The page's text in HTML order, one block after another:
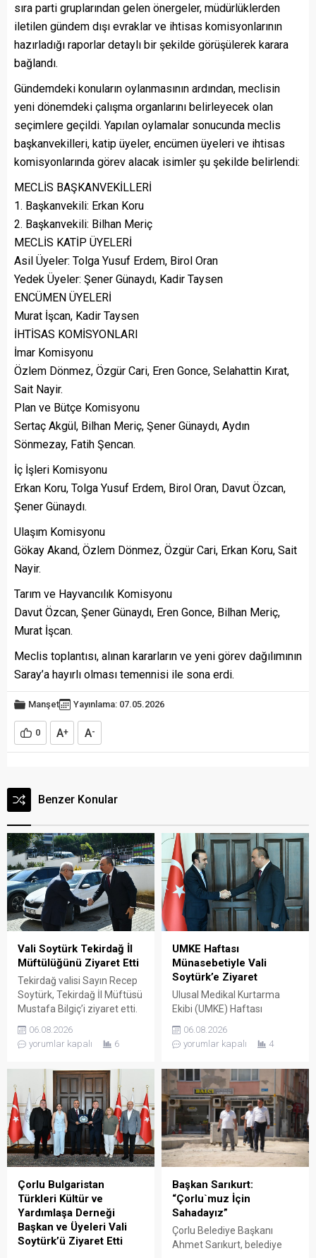
sıra parti gruplarından gelen önergeler, müdürlüklerden
iletilen gündem dışı evraklar ve ihtisas komisyonlarının
hazırladığı raporlar detaylı bir şekilde görüşülerek karara
bağlandı.
Gündemdeki konuların oylanmasının ardından, meclisin
yeni dönemdeki çalışma organlarını belirleyecek olan
seçimlere geçildi. Yapılan oylamalar sonucunda meclis
başkanvekilleri, katip üyeler, encümen üyeleri ve ihtisas
komisyonlarında görev alacak isimler şu şekilde belirlendi:
MECLİS BAŞKANVEKİLLERİ
1. Başkanvekili: Erkan Koru
2. Başkanvekili: Bilhan Meriç
MECLİS KATİP ÜYELERİ
Asil Üyeler: Tolga Yusuf Erdem, Birol Oran
Yedek Üyeler: Şener Günaydı, Kadir Taysen
ENCÜMEN ÜYELERİ
Murat İşcan, Kadir Taysen
İHTİSAS KOMİSYONLARI
İmar Komisyonu
Özlem Dönmez, Özgür Cari, Eren Gonce, Selahattin Kırat,
Sait Nayir.
Plan ve Bütçe Komisyonu
Sertaç Akgül, Bilhan Meriç, Şener Günaydı, Aydın
Sönmezay, Fatih Şencan.
İç İşleri Komisyonu
Erkan Koru, Tolga Yusuf Erdem, Birol Oran, Davut Özcan,
Şener Günaydı.
Ulaşım Komisyonu
Gökay Akand, Özlem Dönmez, Özgür Cari, Erkan Koru, Sait
Nayir.
Tarım ve Hayvancılık Komisyonu
Davut Özcan, Şener Günaydı, Eren Gonce, Bilhan Meriç,
Murat İşcan.
Meclis toplantısı, alınan kararların ve yeni görev dağılımının
Saray’a hayırlı olması temennisi ile sona erdi.
Manşet Yayınlama: 07.05.2026
0 A+ A-
Benzer Konular
Vali Soytürk Tekirdağ İl
Müftülüğünü Ziyaret Etti
Tekirdağ valisi Sayın Recep
Soytürk, Tekirdağ İl Müftüsü
Mustafa Bilgiç’i ziyaret etti.
Bilgiç ve Tekirdağ İl
Müftülüğü personeli
Soytürk ardından İl Müftüsü
Bilgiç ile bir süre görüşerek
müftülüğün çalışma ve
faaliyetleri hakkında bilgi
aldı. Günün anısına hatıra
fotoğrafı çekilmesinin
ardından ziyaret sona erdi.
06.08.2026
yorumlar kapalı
6
UMKE Haftası
Münasebetiyle Vali
Soytürk’e Ziyaret
Ulusal Medikal Kurtarma
Ekibi (UMKE) Haftası
Müdürü Uzm. Dr. Lütfi
Çağatay Onar, Sağlık
Mustafa Dönmez ve UMKE
çalışanları, Tekirdağ valisi
Sayın Recep Soytürk’ü
makamında ziyaret etti.
Ziyaret sırasında İl Sağlık
Müdürü Onar, UMKE Haftası
münasebetiyle
düzenlenecek etkinlikler
hakkında Vali Soytürk’e bilgi
verdi. Ziyaretten...
06.08.2026
yorumlar kapalı
4
Çorlu Bulgaristan
Türkleri Kültür ve
Yardımlaşa Derneği
Başkan ve Üyeleri Vali
Soytürk’ü Ziyaret Etti
Başkan Sarıkurt:
“Çorlu`muz İçin
Sahadayız”
Çorlu Belediye Başkanı
Ahmet Sarıkurt, belediye